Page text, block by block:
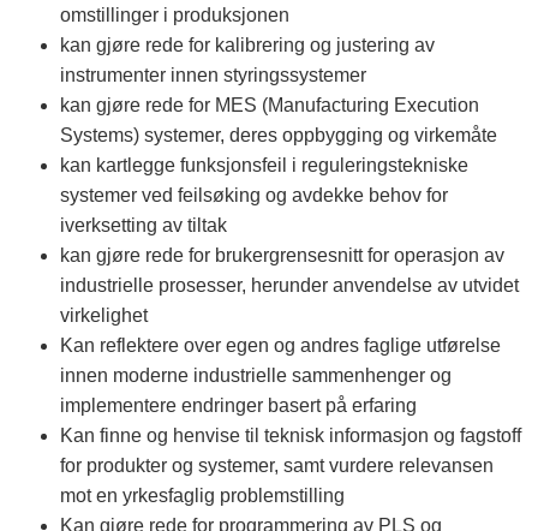
omstillinger i produksjonen
kan gjøre rede for kalibrering og justering av
instrumenter innen styringssystemer
kan gjøre rede for MES (Manufacturing Execution
Systems) systemer, deres oppbygging og virkemåte
kan kartlegge funksjonsfeil i reguleringstekniske
systemer ved feilsøking og avdekke behov for
iverksetting av tiltak
kan gjøre rede for brukergrensesnitt for operasjon av
industrielle prosesser, herunder anvendelse av utvidet
virkelighet
Kan reflektere over egen og andres faglige utførelse
innen moderne industrielle sammenhenger og
implementere endringer basert på erfaring
Kan finne og henvise til teknisk informasjon og fagstoff
for produkter og systemer, samt vurdere relevansen
mot en yrkesfaglig problemstilling
Kan gjøre rede for programmering av PLS og